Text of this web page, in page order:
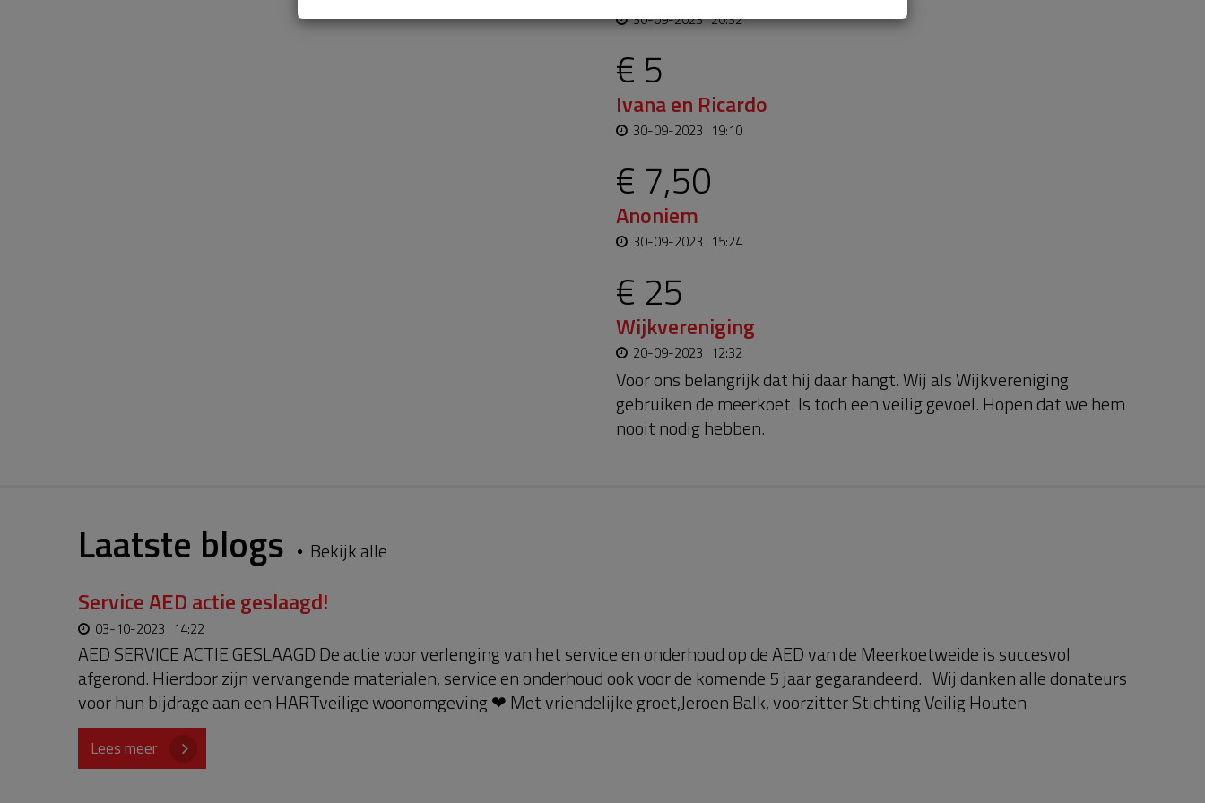
30-09-2023 | 20:32
€ 5
Ivana en Ricardo
30-09-2023 | 19:10
€ 7,50
Anoniem
30-09-2023 | 15:24
€ 25
Wijkvereniging
20-09-2023 | 12:32
Voor ons belangrijk dat hij daar hangt. Wij als Wijkvereniging
gebruiken de meerkoet. Is toch een veilig gevoel. Hopen dat we hem
nooit nodig hebben.
Laatste blogs Bekijk alle
Service AED actie geslaagd!
03-10-2023 | 14:22
AED SERVICE ACTIE GESLAAGD De actie voor verlenging van het service en onderhoud op de AED van de Meerkoetweide is succesvol
afgerond. Hierdoor zijn vervangende materialen, service en onderhoud ook voor de komende 5 jaar gegarandeerd. Wij danken alle donateurs
voor hun bijdrage aan een HARTveilige woonomgeving ❤ Met vriendelijke groet,Jeroen Balk, voorzitter Stichting Veilig Houten
Lees meer